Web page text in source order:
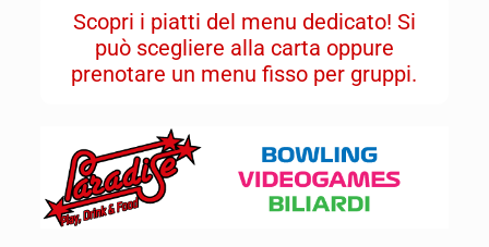
Scopri i piatti del menu dedicato! Si
può scegliere alla carta oppure
prenotare un menu fisso per gruppi.